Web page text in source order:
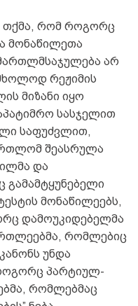
თქმა, რომ როგორც
მონაწილეთა
მართლმსაჯულება არ
რეჟიმის
მიზანი იყო
სასჯელით
საფუძვლით,
შეასრულა
და
მონაწილეებს,
დამოუკიდებელმა
რომლებიც
უნდა
პარტიულ-
რომლებმაც